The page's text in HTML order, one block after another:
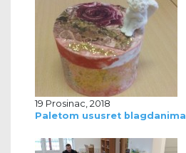
19 Prosinac, 2018
Paletom ususret blagdanima